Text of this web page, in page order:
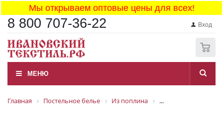
Мы открываем оптовые цены для всех!
8 800 707-36-22 Вход
МЕНЮ
Главная Постельное белье Из поплина ...